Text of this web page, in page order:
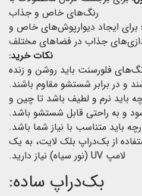
رنگ‌های خاص و جذاب
برای ایجاد دیوارپوش‌های خاص و
جذاب در فضاهای مختلف
نکات خرید:
فلورسنت باید روشن و زنده
و در برابر شستشو مقاوم باشند.
باید نرم و لطیف باشد تا چین و
و به راحتی قابل شستشو باشد.
باید متناسب با نیاز شما باشد.
از بک‌دراپ بلک لایت، به یک
لامپ UV (نور سیاه) نیاز دارید.
بک‌دراپ ساده: